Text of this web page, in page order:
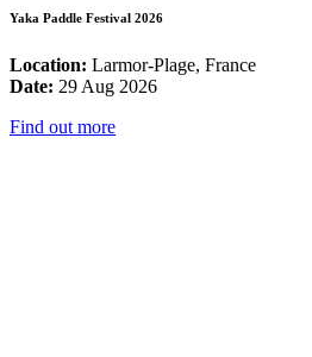
Yaka Paddle Festival 2026
Location: Larmor-Plage, France
Date: 29 Aug 2026
Find out more